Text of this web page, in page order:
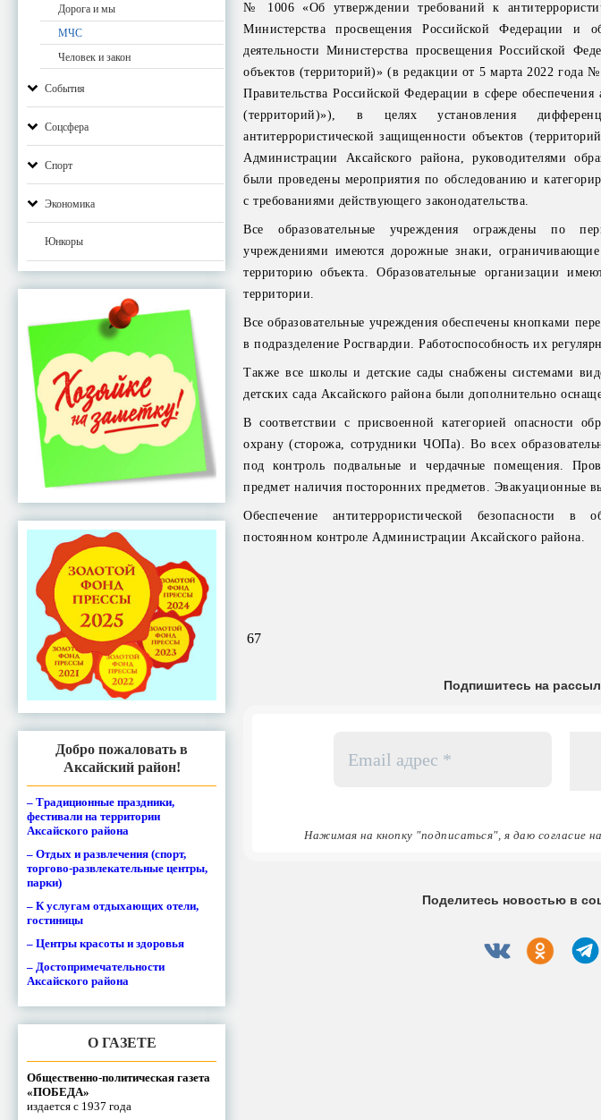
Дорога и мы
МЧС
Человек и закон
События
Соцсфера
Спорт
Экономика
Юнкоры
Добро пожаловать в
Аксайский район!
– Традиционные праздники,
фестивали на территории
Аксайского района
– Отдых и развлечения (спорт,
торгово-развлекательные центры,
парки)
– К услугам отдыхающих отели,
гостиницы
– Центры красоты и здоровья
– Достопримечательности
Аксайского района
О ГАЗЕТЕ
Общественно-политическая газета
«ПОБЕДА»
издается с 1937 года
№ 1006 «Об утверждении требований к
Министерства просвещения Российской Федерации и
деятельности Министерства просвещения Российской
объектов (территорий)» (в редакции от 5 марта 2022 года
Правительства Российской Федерации в сфере
(территорий)»), в целях установления
антитеррористической защищенности объектов
Администрации Аксайского района, руководителями
были проведены мероприятия по обследованию и
с требованиями действующего законодательства.
Все образовательные учреждения ограждены по
учреждениями имеются дорожные знаки,
территорию объекта. Образовательные организации
территории.
Все образовательные учреждения обеспечены кнопками
в подразделение Росгвардии. Работоспособность их
Также все школы и детские сады снабжены системами
детских сада Аксайского района были дополнительно
В соответствии с присвоенной категорией опасности
охрану (сторожа, сотрудники ЧОПа). Во всех
под контроль подвальные и чердачные помещения.
предмет наличия посторонних предметов. Эвакуационные
Обеспечение антитеррористической безопасности в
постоянном контроле Администрации Аксайского района.
67
Подпишитесь на
адрес
Нажимая на кнопку "подписаться", я даю согласие
Поделитесь новостью в